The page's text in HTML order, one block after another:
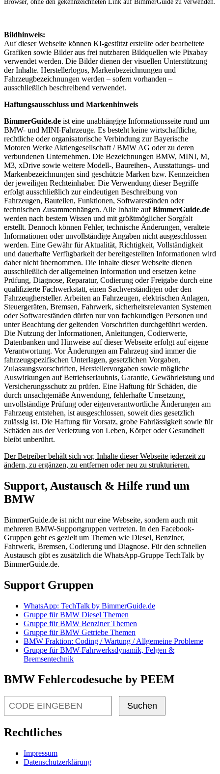
Bildhinweis:
Auf dieser Webseite können KI-gestützt erstellte oder bearbeitete
Grafiken sowie Bilder aus frei nutzbaren Bildquellen wie Pixabay
verwendet werden. Die Bilder dienen der visuellen Unterstützung
der Inhalte. Herstellerlogos, Markenbezeichnungen und
Fahrzeugbezeichnungen werden – sofern vorhanden –
ausschließlich beschreibend verwendet.
Haftungsausschluss und Markenhinweis
BimmerGuide.de ist eine unabhängige Informationsseite rund um
BMW- und MINI-Fahrzeuge. Es besteht keine wirtschaftliche,
rechtliche oder organisatorische Verbindung zur Bayerische
Motoren Werke Aktiengesellschaft / BMW AG oder zu deren
verbundenen Unternehmen. Die Bezeichnungen BMW, MINI, M,
M3, xDrive sowie weitere Modell-, Baureihen-, Ausstattungs- und
Markenbezeichnungen sind geschützte Marken bzw. Kennzeichen
der jeweiligen Rechteinhaber. Die Verwendung dieser Begriffe
erfolgt ausschließlich zur eindeutigen Beschreibung von
Fahrzeugen, Bauteilen, Funktionen, Softwareständen oder
technischen Zusammenhängen. Alle Inhalte aufBimmerGuide.de
werden nach bestem Wissen und mit größtmöglicher Sorgfalt
erstellt. Dennoch können Fehler, technische Änderungen, veraltete
Informationen oder unvollständige Angaben nicht ausgeschlossen
werden. Eine Gewähr für Aktualität, Richtigkeit, Vollständigkeit
und dauerhafte Verfügbarkeit der bereitgestellten Informationen wird
daher nicht übernommen. Die Inhalte dieser Webseite dienen
ausschließlich der allgemeinen Information und ersetzen keine
Prüfung, Diagnose, Reparatur, Codierung oder Freigabe durch eine
qualifizierte Fachwerkstatt, einen Sachverständigen oder den
Fahrzeughersteller. Arbeiten an Fahrzeugen, elektrischen Anlagen,
Steuergeräten, Bremsen, Fahrwerk, sicherheitsrelevanten Systemen
oder Softwareständen dürfen nur von fachkundigen Personen und
unter Beachtung der geltenden Vorschriften durchgeführt werden.
Die Nutzung der Informationen, Anleitungen, Codierwerte,
Datenbanken und Hinweise auf dieser Webseite erfolgt auf eigene
Verantwortung. Vor Änderungen am Fahrzeug sind immer die
fahrzeugspezifischen Unterlagen, gesetzlichen Vorgaben,
Zulassungsvorschriften, Herstellervorgaben sowie mögliche
Auswirkungen auf Betriebserlaubnis, Garantie, Gewährleistung und
Versicherungsschutz zu prüfen. Eine Haftung für Schäden, die
durch unsachgemäße Anwendung, fehlerhafte Umsetzung,
unvollständige Prüfung oder eigenverantwortliche Änderungen am
Fahrzeug entstehen, ist ausgeschlossen, soweit dies gesetzlich
zulässig ist. Die Haftung für Vorsatz, grobe Fahrlässigkeit sowie für
Schäden aus der Verletzung von Leben, Körper oder Gesundheit
bleibt unberührt.
Der Betreiber behält sich vor, Inhalte dieser Webseite jederzeit zu
ändern, zu ergänzen, zu entfernen oder neu zu strukturieren.
Support, Austausch & Hilfe rund um
BMW
BimmerGuide.de ist nicht nur eine Webseite, sondern auch mit
mehreren BMW-Supportgruppen vertreten. In den Facebook-
Gruppen geht es gezielt um Themen wie Diesel, Benziner,
Fahrwerk, Bremsen, Codierung und Diagnose. Für den schnellen
Austausch gibt es zusätzlich die WhatsApp-Gruppe TechTalk by
BimmerGuide.de.
Support Gruppen
WhatsApp: TechTalk by BimmerGuide.de
Gruppe für BMW Diesel Themen
Gruppe für BMW Benziner Themen
Gruppe für BMW Getriebe Themen
BMW Fraktion: Coding / Wartung / Allgemeine Probleme
Gruppe für BMW-Fahrwerksdynamik, Felgen &
Bremsentechnik
BMW Fehlercodesuche by PEEM
Suchen
Rechtliches
Impressum
Datenschutzerklärung